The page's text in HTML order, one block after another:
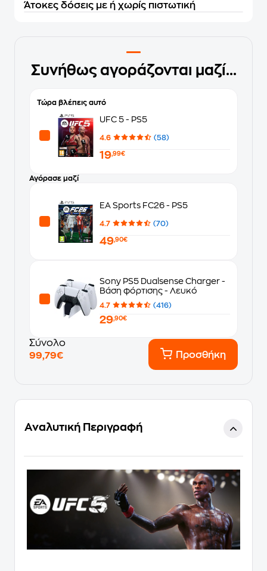
Άτοκες δόσεις με ή χωρίς πιστωτική
Συνήθως αγοράζονται μαζί...
Τώρα βλέπεις αυτό
UFC 5 - PS5
4.6 (58)
19,99€
Αγόρασε μαζί
EA Sports FC26 - PS5
4.7 (70)
49,90€
Sony PS5 Dualsense Charger -
Βάση φόρτισης - Λευκό
4.7 (416)
29,90€
Σύνολο
99,79€
Προσθήκη
Αναλυτική Περιγραφή